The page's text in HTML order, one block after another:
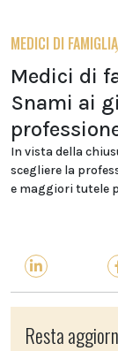
MEDICI DI FAMIGLIA
Medici di
Snami ai
In vista della
scegliere la
e maggiori tutele
Resta